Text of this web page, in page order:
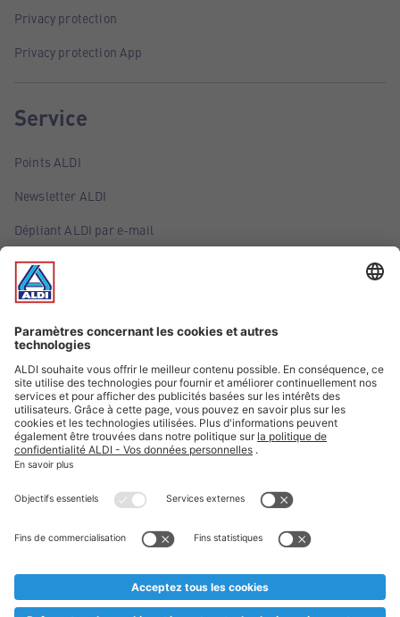
Privacy protection
Privacy protection App
Service
Points ALDI
Newsletter ALDI
Dépliant ALDI par e-mail
Offres
Infos essentielles
Suivez ALDI Belgique
Textes marqués d'un astérisque et mentions légales
* Nous vendons ces articles temporairement et jusqu'à
au cas où, malgré le planning bien étudié, nous serions
prématurément en rupture de stock. Prix Recupel et TVA incl.
** Sur ce site, l’utilisation de la forme masculine a été adoptée